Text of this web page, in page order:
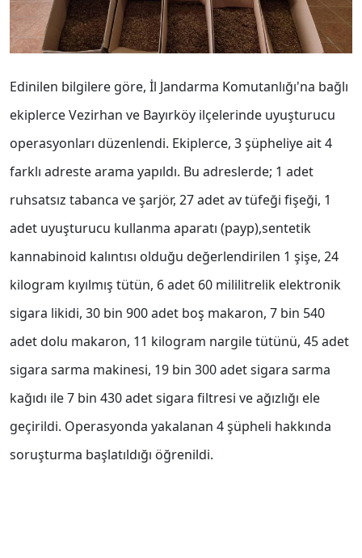
Edinilen bilgilere göre, İl Jandarma Komutanlığı'na bağlı
ekiplerce Vezirhan ve Bayırköy ilçelerinde uyuşturucu
operasyonları düzenlendi. Ekiplerce, 3 şüpheliye ait 4
farklı adreste arama yapıldı. Bu adreslerde; 1 adet
ruhsatsız tabanca ve şarjör, 27 adet av tüfeği fişeği, 1
adet uyuşturucu kullanma aparatı (payp),sentetik
kannabinoid kalıntısı olduğu değerlendirilen 1 şişe, 24
kilogram kıyılmış tütün, 6 adet 60 mililitrelik elektronik
sigara likidi, 30 bin 900 adet boş makaron, 7 bin 540
adet dolu makaron, 11 kilogram nargile tütünü, 45 adet
sigara sarma makinesi, 19 bin 300 adet sigara sarma
kağıdı ile 7 bin 430 adet sigara filtresi ve ağızlığı ele
geçirildi. Operasyonda yakalanan 4 şüpheli hakkında
soruşturma başlatıldığı öğrenildi.